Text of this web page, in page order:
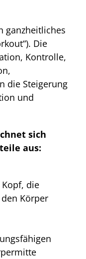
ganzheitliches
Die
Kontrolle,
die Steigerung
und
sich
aus:
die
Körper